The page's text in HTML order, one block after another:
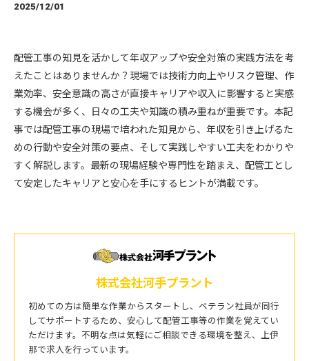
2025/12/01
配管工事の知見を活かして年収アップや安全対策の実践方法を考
えたことはありませんか？現場では技術力向上やリスク管理、作
業効率、安全意識の高さが直接キャリアや収入に影響すると実感
する機会が多く、日々の工夫や知識の積み重ねが重要です。本記
事では配管工事の現場で培われた知見から、年収を引き上げるた
めの行動や安全対策の要点、そして実践しやすい工夫をわかりや
すく解説します。最新の現場経験や専門性を踏まえ、配管工とし
て安定したキャリアと安心を手にするヒントが満載です。
株式会社河手プラント
初めての方は簡単な作業からスタートし、ベテラン社員が同行
してサポートするため、安心して配管工事等の作業を覚えてい
ただけます。不明な点は気軽にご相談できる環境を整え、上伊
那で求人を行っています。